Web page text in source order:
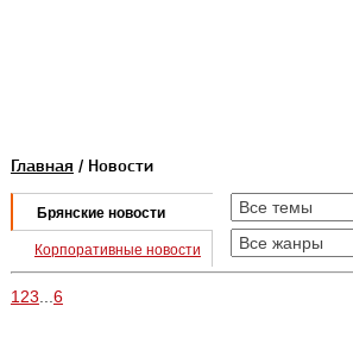
Главная / Новости
Брянские новости
Корпоративные новости
1 23 6